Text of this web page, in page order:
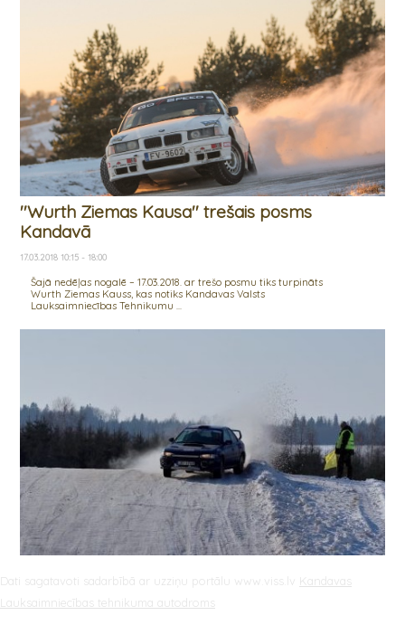
''Wurth Ziemas Kausa'' trešais posms
Kandavā
17.03.2018 10:15 - 18:00
Šajā nedēļas nogalē – 17.03.2018. ar trešo posmu tiks turpināts
Wurth Ziemas Kauss, kas notiks Kandavas Valsts
Lauksaimniecības Tehnikumu ...
Dati sagatavoti sadarbībā ar uzziņu portālu www.viss.lv Kandavas
Lauksaimniecības tehnikuma autodroms